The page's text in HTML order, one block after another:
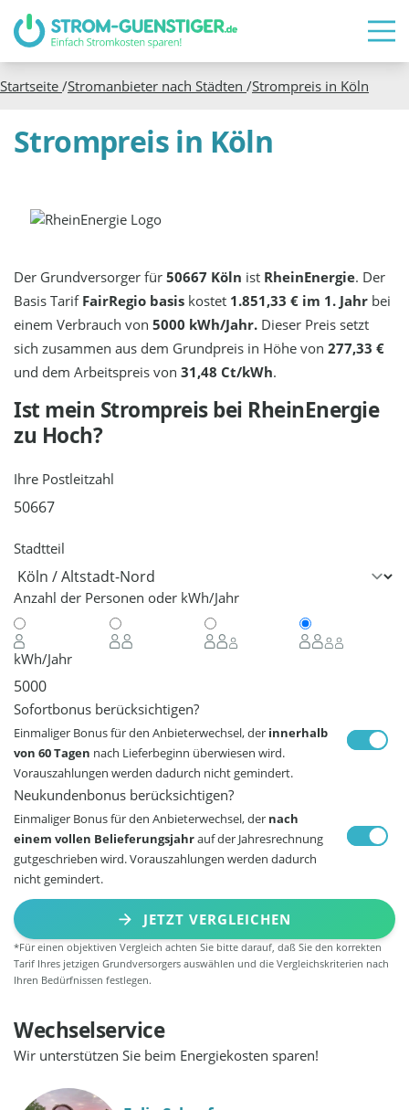
Startseite /Stromanbieter nach Städten /Strompreis in Köln
Strompreis in Köln
Der Grundversorger für50667 Köln ist RheinEnergie. Der
Basis Tarif FairRegio basis kostet 1.851,33 € im 1. Jahr bei
einem Verbrauch von5000 kWh/Jahr. Dieser Preis setzt
sich zusammen aus dem Grundpreis in Höhe von277,33 €
und dem Arbeitspreis von31,48 Ct/kWh.
Ist mein Strompreis bei RheinEnergie
zu Hoch?
Ihre Postleitzahl
Stadtteil
Anzahl der Personen oder kWh/Jahr
kWh/Jahr
Sofortbonus berücksichtigen?
Einmaliger Bonus für den Anbieterwechsel, der innerhalb
von 60 Tagen nach Lieferbeginn überwiesen wird.
Vorauszahlungen werden dadurch nicht gemindert.
Neukundenbonus berücksichtigen?
Einmaliger Bonus für den Anbieterwechsel, der nach
einem vollen Belieferungsjahrauf der Jahresrechnung
gutgeschrieben wird. Vorauszahlungen werden dadurch
nicht gemindert.
JETZT VERGLEICHEN
*Für einen objektiven Vergleich achten Sie bitte darauf, daß Sie den korrekten
Tarif Ihres jetzigen Grundversorgers auswählen und die Vergleichskriterien nach
Ihren Bedürfnissen festlegen.
Wechselservice
Wir unterstützen Sie beim Energiekosten sparen!